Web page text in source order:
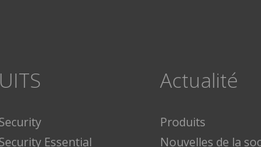
Essential
Actualité
Produits
Nouvelles de la